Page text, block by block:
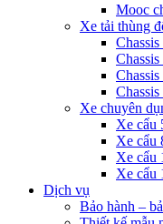
Mooc
Xe tải thùng
Chassis
Xe chuyên
Xe cẩu
Xe cẩu
Xe cẩu
Xe cẩu
Dịch vụ
Bảo hành –